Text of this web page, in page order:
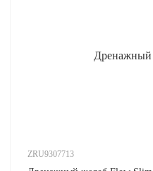
ZRU9307713